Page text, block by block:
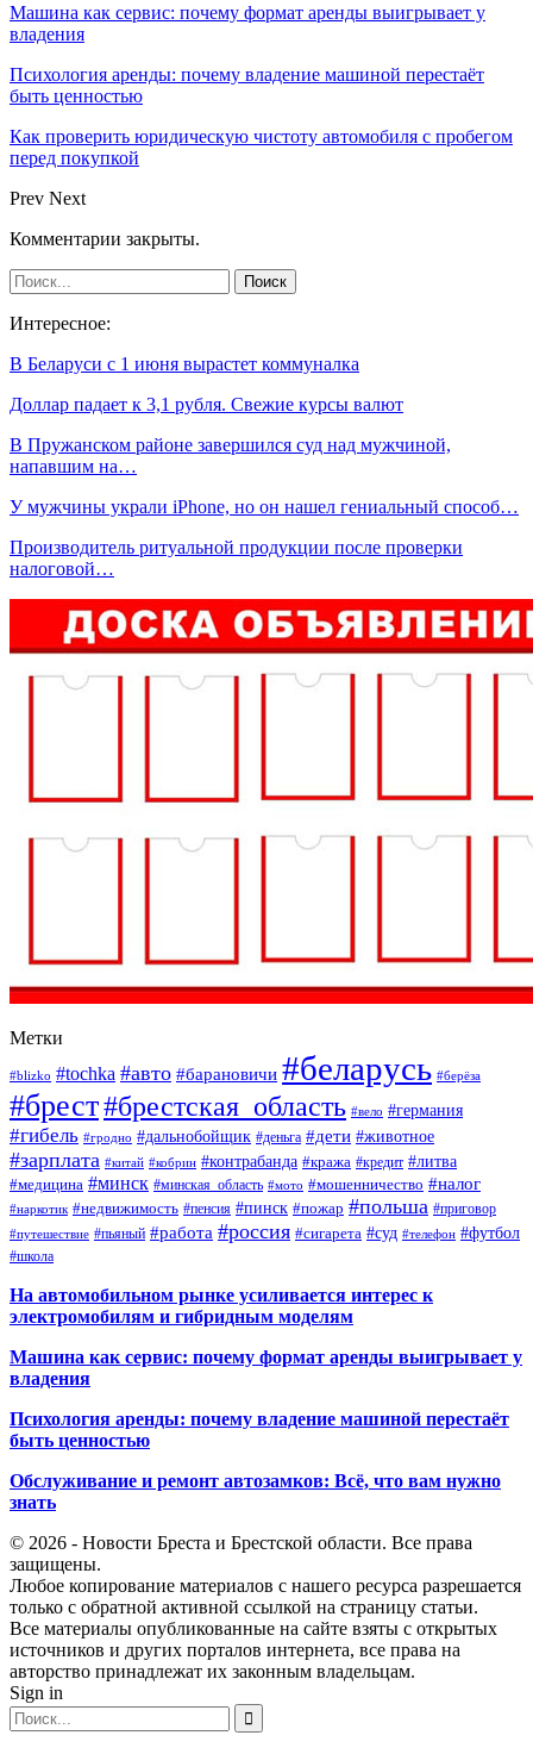
Машина как сервис: почему формат аренды выигрывает у
владения
Психология аренды: почему владение машиной перестаёт
быть ценностью
Как проверить юридическую чистоту автомобиля с пробегом
перед покупкой
Prev Next
Комментарии закрыты.
Интересное:
В Беларуси с 1 июня вырастет коммуналка
Доллар падает к 3,1 рубля. Свежие курсы валют
В Пружанском районе завершился суд над мужчиной,
напавшим на…
У мужчины украли iPhone, но он нашел гениальный способ…
Производитель ритуальной продукции после проверки
налоговой…
Метки
#blizko #tochka #авто #барановичи #беларусь #берёза
#брест#брестская_область #вело #германия
#гибель #гродно #дальнобойщик #деньга #дети #животное
#зарплата #китай #кобрин #контрабанда #кража #кредит #литва
#медицина #минск #минская_область #мото #мошенничество #налог
#наркотик #недвижимость #пенсия #пинск #пожар #польша #приговор
#путешествие #пьяный #работа #россия #сигарета #суд #телефон #футбол
#школа
На автомобильном рынке усиливается интерес к
электромобилям и гибридным моделям
Машина как сервис: почему формат аренды выигрывает у
владения
Психология аренды: почему владение машиной перестаёт
быть ценностью
Обслуживание и ремонт автозамков: Всё, что вам нужно
знать
© 2026 - Новости Бреста и Брестской области. Все права
защищены.
Любое копирование материалов с нашего ресурса разрешается
только с обратной активной ссылкой на страницу статьи.
Все материалы опубликованные на сайте взяты с открытых
источников и других порталов интернета, все права на
авторство принадлежат их законным владельцам.
Sign in